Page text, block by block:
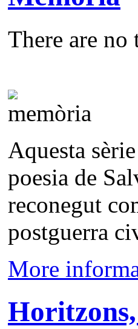
There are no
Aquesta
poesia de
reconegut
postguerra
More